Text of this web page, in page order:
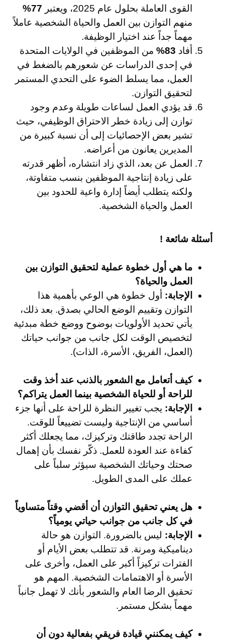
القوى العاملة بحلول عام 2025، ويعتبر
77%
منهم التوازن بين العمل والحياة الشخصية عاملاً
مهماً جداً عند اختيار الوظيفة.
أفاد 83%
من الموظفين في الولايات المتحدة
في إحدى الدراسات عن شعورهم بالضغط في
العمل، مما يسلط الضوء على التحدي المستمر
لتحقيق التوازن.
قد يؤدي العمل لساعات طويلة وعدم وجود
توازن إلى زيادة خطر الاحتراق الوظيفي، حيث
تشير بعض الإحصائيات إلى أن نسبة كبيرة من
المديرين يعانون من أعراضه.
العمل عن بعد، الذي زاد انتشاره، أظهر قدرته
على زيادة إنتاجية الموظفين بنسب متفاوتة،
ولكنه يتطلب أيضاً إدارة واعية للحدود بين
العمل والحياة الشخصية.
أسئلة شائعة !
ما هي أول خطوة عملية لتحقيق التوازن بين
العمل والحياة؟
الإجابة: أول خطوة هي الوعي بأهمية هذا
التوازن وتقييم الوضع الحالي بصدق. بعد ذلك،
يأتي تحديد الأولويات بوضوح ووضع خطة مبدئية
لتخصيص الوقت لكل جانب من جوانب حياتك
(العمل، الفريق، الأسرة، الذات).
كيف أتعامل مع الشعور بالذنب عند أخذ وقت
للراحة أو للحياة الشخصية بينما العمل يتراكم؟
الإجابة: يجب تغيير النظرة للراحة على أنها جزء
أساسي من الإنتاجية وليست تضييعاً للوقت.
الراحة تجدد طاقتك وتركيزك، مما يجعلك أكثر
كفاءة عند العودة للعمل. ذكّر نفسك بأن إهمال
صحتك وحياتك الشخصية سيؤثر سلباً على
عملك على المدى الطويل.
هل يعني تحقيق التوازن أن أقضي وقتاً متساوياً
في كل جانب من جوانب حياتي يومياً؟
الإجابة: ليس بالضرورة. التوازن هو حالة
ديناميكية ومرنة. قد تتطلب بعض الأيام أو
الفترات تركيزاً أكبر على العمل، وأخرى على
الأسرة أو الاهتمامات الشخصية. المهم هو
تحقيق الرضا العام والشعور بأنك لا تهمل جانباً
مهماً بشكل مستمر.
كيف يمكنني قيادة فريقي بفعالية دون أن